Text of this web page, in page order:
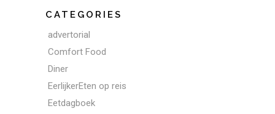
CATEGORIES
advertorial
Comfort Food
Diner
EerlijkerEten op reis
Eetdagboek